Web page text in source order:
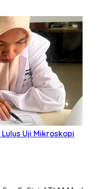
Uji Mikroskopi